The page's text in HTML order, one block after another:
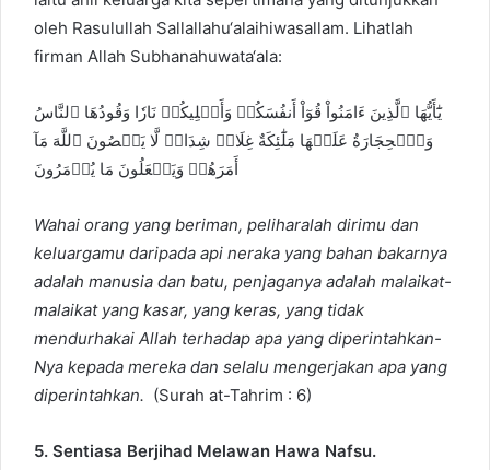
oleh Rasulullah Sallallahu‘alaihiwasallam. Lihatlah
firman Allah Subhanahuwata‘ala:
يَٰٓأَيُّهَا ٱلَّذِينَ ءَامَنُواْ قُوٓاْ أَنفُسَكُمۡ وَأَهۡلِيكُمۡ نَارٗا وَقُودُهَا ٱلنَّاسُ
وَٱلۡحِجَارَةُ عَلَيۡهَا مَلَٰٓئِكَةٌ غِلَاظٞ شِدَادٞ لَّا يَعۡصُونَ ٱللَّهَ مَآ
أَمَرَهُمۡ وَيَفۡعَلُونَ مَا يُؤۡمَرُونَ
Wahai orang yang beriman, peliharalah dirimu dan
keluargamu daripada api neraka yang bahan bakarnya
adalah manusia dan batu, penjaganya adalah malaikat-
malaikat yang kasar, yang keras, yang tidak
mendurhakai Allah terhadap apa yang diperintahkan-
Nya kepada mereka dan selalu mengerjakan apa yang
diperintahkan. (Surah at-Tahrim : 6)
5. Sentiasa Berjihad Melawan Hawa Nafsu.